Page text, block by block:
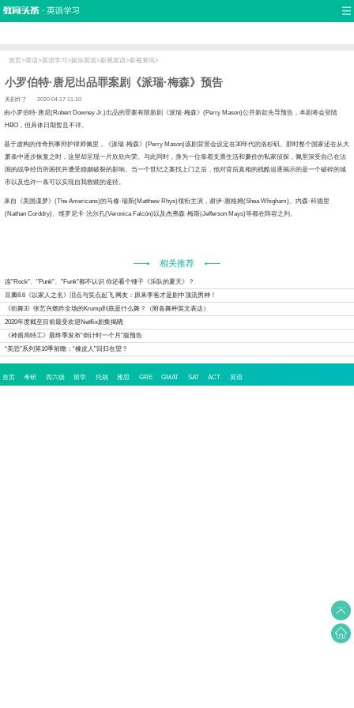
首页>英语>英语学习>娱乐英语>影视英语>影视资讯>
小罗伯特·唐尼出品罪案剧《派瑞·梅森》预告
美剧炸了 2020-04-17 11:10
罗伯特·唐尼(Robert Downey Jr.)出品的罪案有限新剧《派瑞·梅森》(Perry Mason)公开新款先导预告，本剧将会登陆
HBO，但具体日期暂且不详。
虚构的传奇刑事辩护律师佩里，《派瑞·梅森》(Perry Mason)该剧背景会设定在30年代的洛杉矶。那时整个国家还在从大
萧条中逐步恢复之时，这里却呈现一片欣欣向荣。与此同时，身为一位靠着支票生活和廉价的私家侦探，佩里深受自己在法
国的战争经历所困扰并遭受婚姻破裂的影响。当一个世纪之案找上门之后，他对背后真相的残酷追逐揭示的是一个破碎的城
市以及也许一条可以实现自我救赎的途径。
《美国谍梦》(The Americans)的马修·瑞斯(Matthew Rhys)领衔主演，谢伊·惠格姆(Shea Whigham)、内森·科德里
(Nathan Corddry)、维罗尼卡·法尔孔(Veronica Falcón)以及杰弗森·梅斯(Jefferson Mays)等都在阵容之列。
相关推荐
连"Rock"、"Punk"、"Funk"都不认识 你还看个锤子《乐队的夏天》？
豆瓣8.6《以家人之名》泪点与笑点起飞 网友：原来李爸才是剧中顶流男神！
《街舞3》张艺兴燃炸全场的Krump到底是什么舞？（附各舞种英文表达）
2020年度截至目前最受欢迎Netflix剧集揭晓
《神盾局特工》最终季发布“倒计时一个月”版预告
“美恐”系列第10季前瞻：“橡皮人”回归在望？
首页 考研 四六级 留学 托福 雅思 GRE GMAT SAT ACT 英语